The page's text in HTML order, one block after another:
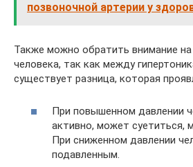
позвоночной артерии у
Также можно обратить внимание
человека, так как между
существует разница, которая
При повышенном давлении
активно, может суетиться,
При сниженном давлении
подавленным.